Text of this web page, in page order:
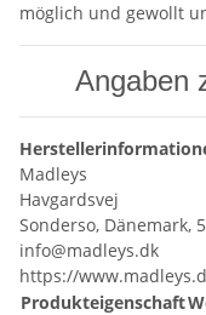
möglich und gewollt
Angaben
Madleys
Havgardsvej
Sonderso, Dänemark,
info@madleys.dk
https://
Produkteigenschaft